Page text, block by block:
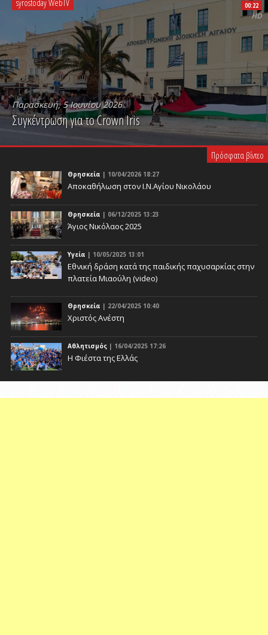
syrostoday WebTV
Παρασκευή, 5 Ιουνίου 2026
Συγκέντρωση για το Crown Iris
PLAY VIDEO
00:22
HD
Πρόσφατα βίντεο
Θρησκεία | 10/04/2026 18:27
Αποκαθήλωση στον Ι.Ν.Αγίου Νικολάου
Θρησκεία | 06/12/2025 13:23
Άγιος Νικόλαος 2025
Υγεία | 10/05/2025 13:01
Eθνική δράση κατά της παιδικής παχυσαρκίας στην
πλατεία Μιαούλη (video)
Θρησκεία | 22/04/2025 10:40
Χριστός Ανέστη
Αθλητισμός | 16/04/2025 17:26
Η Φιέστα της Ελλάς